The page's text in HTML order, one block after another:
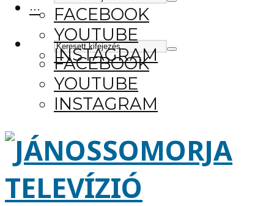
FACEBOOK
YOUTUBE
INSTAGRAM
···
FACEBOOK
YOUTUBE
INSTAGRAM